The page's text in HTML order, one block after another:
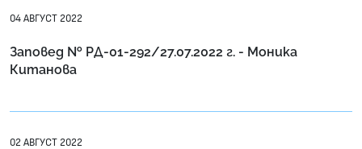
04 АВГУСТ 2022
Заповед № РД-01-292/27.07.2022 г. - Моника
Китанова
02 АВГУСТ 2022